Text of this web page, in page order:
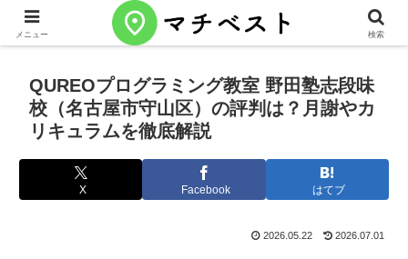
QUREOプログラミング教室 野田塾志段味
校（名古屋市守山区）の評判は？月謝やカ
リキュラムを徹底解説
X Facebook はてブ
2026.05.22 2026.07.01
メニュー 検索